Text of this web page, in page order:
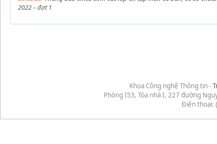
2022 – đợt 1
Khoa Công nghệ Thông tin -
Phòng I53, Tòa nhà I, 227 đường
Điện thoại: